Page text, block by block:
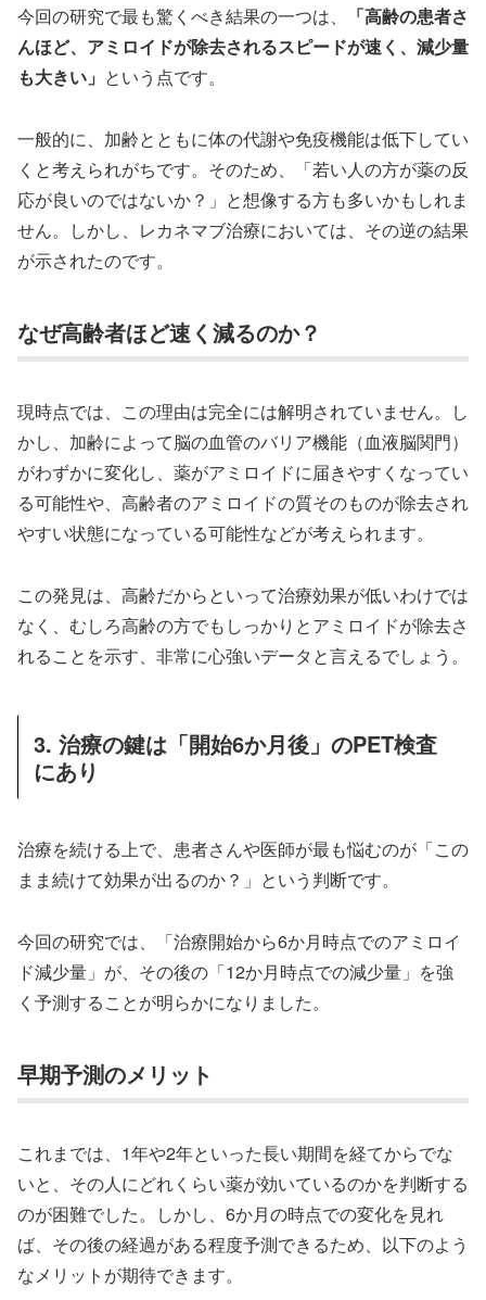
今回の研究で最も驚くべき結果の一つは、
「高齢の患者さ
んほど、アミロイドが除去されるスピードが速く、減少量
も大きい」 という点です。
一般的に、加齢とともに体の代謝や免疫機能は低下してい
くと考えられがちです。そのため、「若い人の方が薬の反
応が良いのではないか？」と想像する方も多いかもしれま
せん。しかし、レカネマブ治療においては、その逆の結果
が示されたのです。
なぜ高齢者ほど速く減るのか？
現時点では、この理由は完全には解明されていません。し
かし、加齢によって脳の血管のバリア機能（血液脳関門）
がわずかに変化し、薬がアミロイドに届きやすくなってい
る可能性や、高齢者のアミロイドの質そのものが除去され
やすい状態になっている可能性などが考えられます。
この発見は、高齢だからといって治療効果が低いわけでは
なく、むしろ高齢の方でもしっかりとアミロイドが除去さ
れることを示す、非常に心強いデータと言えるでしょう。
3. 治療の鍵は「開始6か月後」のPET検査
にあり
治療を続ける上で、患者さんや医師が最も悩むのが「この
まま続けて効果が出るのか？」という判断です。
今回の研究では、「治療開始から6か月時点でのアミロイ
ド減少量」が、その後の「12か月時点での減少量」を強
く予測することが明らかになりました。
早期予測のメリット
これまでは、1年や2年といった長い期間を経てからでな
いと、その人にどれくらい薬が効いているのかを判断する
のが困難でした。しかし、6か月の時点での変化を見れ
ば、その後の経過がある程度予測できるため、以下のよう
なメリットが期待できます。